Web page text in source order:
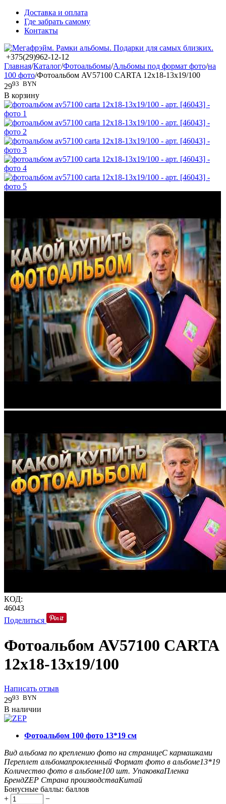
Доставка и оплата
Где забрать самому
Контакты
+375(29)962-12-12
Главная/Каталог/Фотоальбомы/Альбомы под формат фото/на
100 фото/Фотоальбом AV57100 CARTA 12x18-13x19/100
2993 BYN
В корзину
КОД:
46043
Поделиться
Фотоальбом AV57100 CARTA
12x18-13x19/100
Написать отзыв
2993 BYN
В наличии
Фотоальбом 100 фото 13*19 см
Вид альбома по креплению фото на страницеС кармашками
Переплет альбомапроклеенный Формат фото в альбоме13*19
Количество фото в альбоме100 шт. УпаковкаПленка
БрендZEP Страна производстваКитай
Бонусные баллы: баллов
+
−